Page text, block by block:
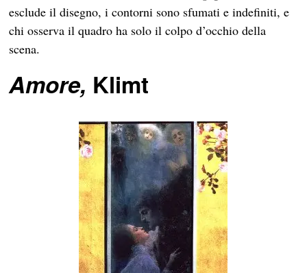
esclude il disegno, i contorni sono sfumati e indefiniti, e
chi osserva il quadro ha solo il colpo d’occhio della
scena.
Amore, Klimt